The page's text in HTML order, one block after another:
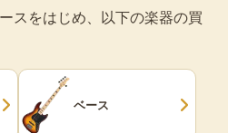
スをはじめ、以下の楽器の買
ベース